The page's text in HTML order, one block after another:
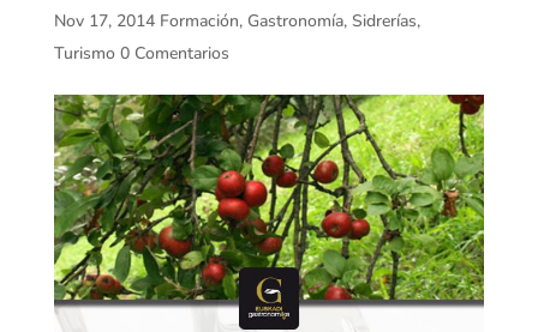
Nov 17, 2014 Formación, Gastronomía, Sidrerías,
Turismo 0 Comentarios